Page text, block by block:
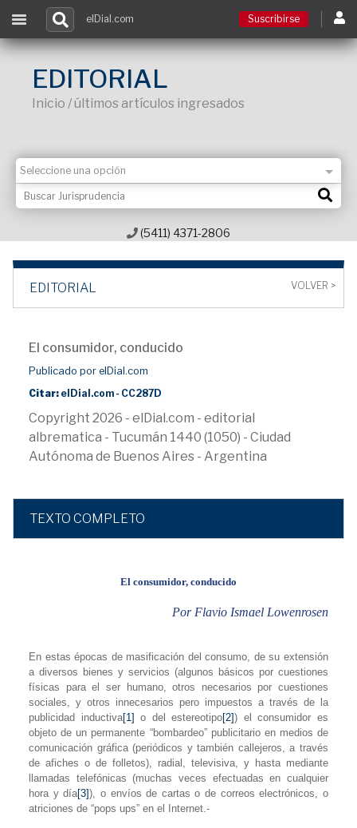
Contacto
elDial.com Suscribirse
EDITORIAL
Inicio / últimos artículos ingresados
(5411) 4371-2806
EDITORIAL VOLVER >
El consumidor, conducido
Publicado por elDial.com
Citar: elDial.com - CC287D
Copyright 2026 - elDial.com - editorial
albrematica - Tucumán 1440 (1050) - Ciudad
Autónoma de Buenos Aires - Argentina
TEXTO COMPLETO
El consumidor, conducido
Por Flavio Ismael Lowenrosen
En estas épocas de masificación del consumo, de su extensión
a diversos bienes y servicios (algunos básicos por cuestiones
físicas para el ser humano, otros necesarios por cuestiones
sociales, y otros innecesarios pero impuestos a través de la
publicidad inductiva[1] o del estereotipo[2]) el consumidor es
objeto de un permanente “bombardeo” publicitario en medios de
comunicación gráfica (periódicos y también callejeros, a través
de afiches o de folletos), radial, televisiva, y hasta mediante
llamadas telefónicas (muchas veces efectuadas en cualquier
hora y día[3]), o envíos de cartas o de correos electrónicos, o
atriciones de “pops ups” en el Internet.-